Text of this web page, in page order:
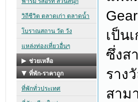
เป็น
ซึ่งส
ราง
สาม